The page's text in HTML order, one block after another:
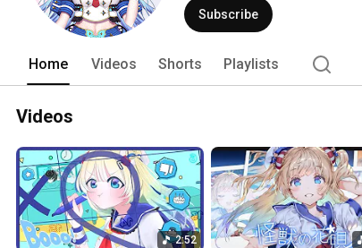
Subscribe
Home Videos Shorts Playlists
Videos
2:52